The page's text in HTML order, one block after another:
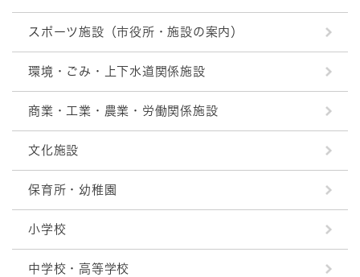
スポーツ施設（市役所・施設の案内）
環境・ごみ・上下水道関係施設
商業・工業・農業・労働関係施設
文化施設
保育所・幼稚園
小学校
中学校・高等学校